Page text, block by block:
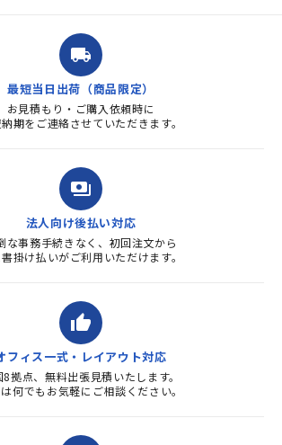
ました。商品到着も早く、品
質・使いやすさで満足していま
す。また、リピートするときは
よろしくお...
local_shipping
最短当日出荷（商品限定）
お見積もり・ご購入依頼時に
期をご連絡させていただきます。
payments
法人向け後払い対応
な事務手続きなく、初回注文から
掛け払いがご利用いただけます。
thumb_up
フィス一式・レイアウト対応
8拠点、無料出張見積いたします。
何でもお気軽にご相談ください。